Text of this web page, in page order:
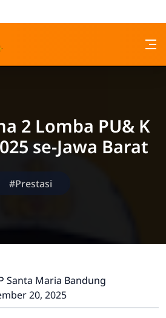
Bandung
2 Lomba PU& K
se-Jawa Barat
#Prestasi
Santa Maria Bandung
20, 2025